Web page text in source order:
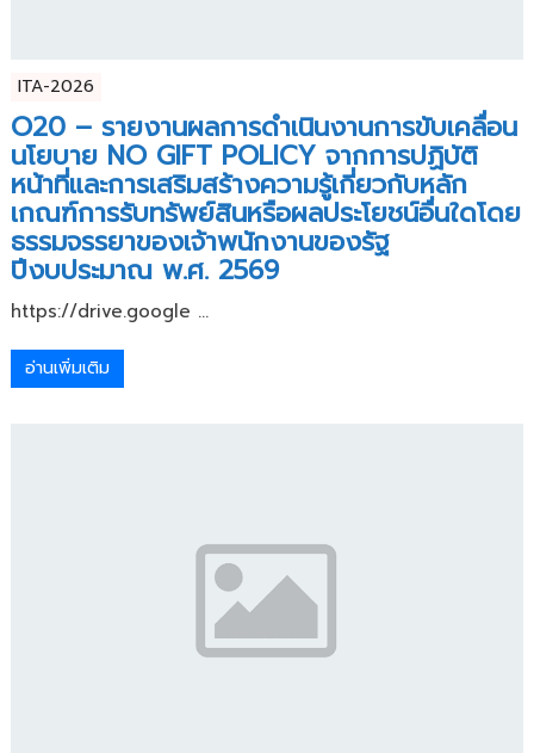
ITA-2026
O20 – รายงานผลการดำเนินงานการขับเคลื่อน
นโยบาย NO GIFT POLICY จากการปฏิบัติ
หน้าที่และการเสริมสร้างความรู้เกี่ยวกับหลัก
เกณฑ์การรับทรัพย์สินหรือผลประโยชน์อื่นใดโดย
ธรรมจรรยาของเจ้าพนักงานของรัฐ
ปีงบประมาณ พ.ศ. 2569
https://drive.google ...
อ่านเพิ่มเติม